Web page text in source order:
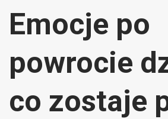
Emocje po
powrocie
co zostaje